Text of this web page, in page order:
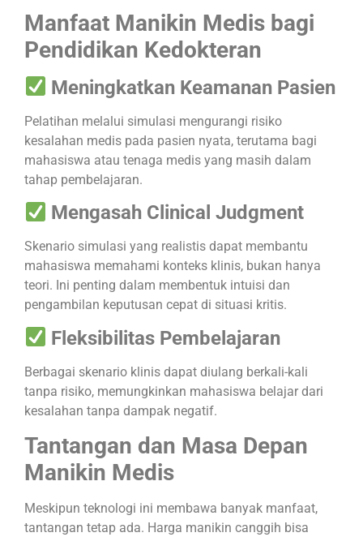
Manfaat Manikin Medis bagi
Pendidikan Kedokteran
Meningkatkan Keamanan Pasien
Pelatihan melalui simulasi mengurangi risiko
kesalahan medis pada pasien nyata, terutama bagi
mahasiswa atau tenaga medis yang masih dalam
tahap pembelajaran.
Mengasah Clinical Judgment
Skenario simulasi yang realistis dapat membantu
mahasiswa memahami konteks klinis, bukan hanya
teori. Ini penting dalam membentuk intuisi dan
pengambilan keputusan cepat di situasi kritis.
Fleksibilitas Pembelajaran
Berbagai skenario klinis dapat diulang berkali-kali
tanpa risiko, memungkinkan mahasiswa belajar dari
kesalahan tanpa dampak negatif.
Tantangan dan Masa Depan
Manikin Medis
Meskipun teknologi ini membawa banyak manfaat,
tantangan tetap ada. Harga manikin canggih bisa